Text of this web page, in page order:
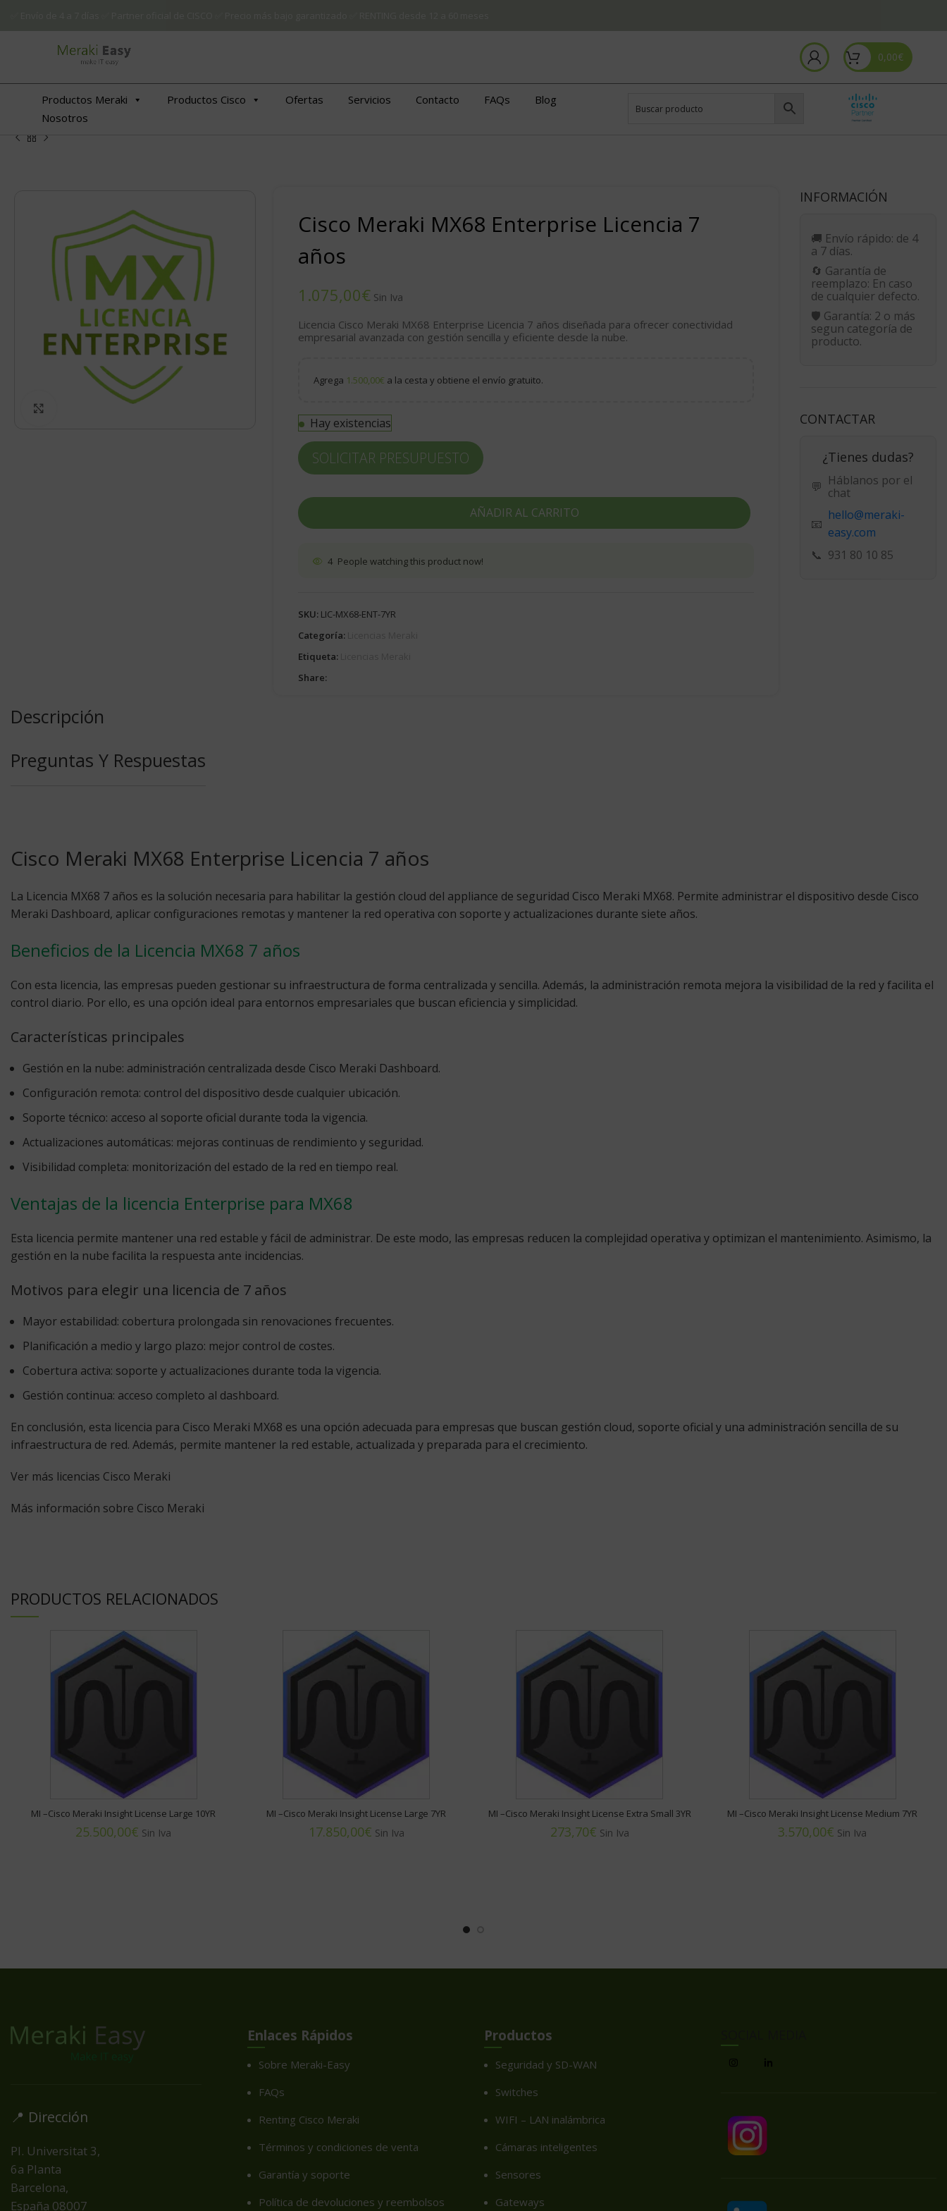
0,00€
Productos Meraki Productos Cisco Ofertas Servicios Contacto FAQs
Blog
Nosotros
Cisco Meraki MX68 Enterprise Licencia 7
años
€
Licencia Cisco Meraki MX68 Enterprise Licencia 7 años diseñada para ofrecer conectividad
empresarial avanzada con gestión sencilla y eficiente desde la nube.
Agrega 1.500,00€ a la cesta y obtiene el envío gratuito.
Hay existencias
AÑADIR AL CARRITO
SOLICITAR PRESUPUESTO
4 People watching this product now!
SKU: LIC-MX68-ENT-7YR
Categoría:
Etiqueta:
Share:
INFORMACIÓN
🚚 Envío rápido: de 4
a 7 días.
🔄 Garantía de
reemplazo: En caso
de cualquier defecto.
🛡️ Garantía: 2 o más
segun categoría de
producto.
CONTACTAR
¿Tienes dudas?
💬 Háblanos por el
chat
📧
hello@meraki-
easy.com
📞 931 80 10 85
Descripción
Preguntas Y Respuestas
Cisco Meraki MX68 Enterprise Licencia 7 años
La Licencia MX68 7 años es la solución necesaria para habilitar la gestión cloud del appliance de seguridad Cisco Meraki MX68. Permite administrar el dispositivo desde Cisco
Meraki Dashboard, aplicar configuraciones remotas y mantener la red operativa con soporte y actualizaciones durante siete años.
Beneficios de la Licencia MX68 7 años
Con esta licencia, las empresas pueden gestionar su infraestructura de forma centralizada y sencilla. Además, la administración remota mejora la visibilidad de la red y facilita el
control diario. Por ello, es una opción ideal para entornos empresariales que buscan eficiencia y simplicidad.
Características principales
Gestión en la nube: administración centralizada desde Cisco Meraki Dashboard.
Configuración remota: control del dispositivo desde cualquier ubicación.
Soporte técnico: acceso al soporte oficial durante toda la vigencia.
Actualizaciones automáticas: mejoras continuas de rendimiento y seguridad.
Visibilidad completa: monitorización del estado de la red en tiempo real.
Ventajas de la licencia Enterprise para MX68
Esta licencia permite mantener una red estable y fácil de administrar. De este modo, las empresas reducen la complejidad operativa y optimizan el mantenimiento. Asimismo, la
gestión en la nube facilita la respuesta ante incidencias.
Motivos para elegir una licencia de 7 años
Mayor estabilidad: cobertura prolongada sin renovaciones frecuentes.
Planificación a medio y largo plazo: mejor control de costes.
Cobertura activa: soporte y actualizaciones durante toda la vigencia.
Gestión continua: acceso completo al dashboard.
En conclusión, esta licencia para Cisco Meraki MX68 es una opción adecuada para empresas que buscan gestión cloud, soporte oficial y una administración sencilla de su
infraestructura de red. Además, permite mantener la red estable, actualizada y preparada para el crecimiento.
Ver más licencias Cisco Meraki
Más información sobre Cisco Meraki
PRODUCTOS RELACIONADOS
MI –Cisco Meraki Insight License Large 10YR
€
MI –Cisco Meraki Insight License Large 7YR
€
MI –Cisco Meraki Insight License Extra Small 3YR
€
MI –Cisco Meraki Insight License Medium 7YR
€
📍 Dirección
Pl. Universitat 3,
6a Planta
Barcelona,
España 08007
Enlaces Rápidos
Sobre Meraki-Easy
FAQs
Renting Cisco Meraki
Términos y condiciones de venta
Garantía y soporte
Política de devoluciones y reembolsos
Productos
Seguridad y SD-WAN
Switches
WIFI – LAN inalámbrica
Cámaras inteligentes
Sensores
Gateways